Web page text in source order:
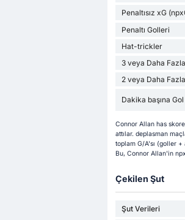
Penaltısız xG
Penaltı Golleri
Hat-trickler
3 veya Daha
2 veya Daha
Dakika başına Gol
Connor Allan has
attılar. deplasman
toplam G/A'sı (goller
Bu, Connor Allan'in
Çekilen Şut
Şut Verileri